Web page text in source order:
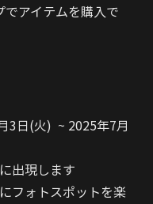
でアイテムを購入で
3日(火) ~ 2025年7月
出現します
フォトスポットを楽